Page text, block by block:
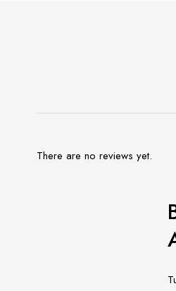
There are no reviews yet.